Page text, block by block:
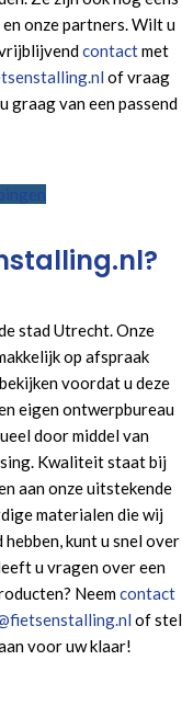
onze partners. Wilt u
contactmet
of vraag
van een passend
stad Utrecht. Onze
op afspraak
voordat u deze
eigen ontwerpbureau
door middel van
Kwaliteit staat bij
aan onze uitstekende
materialen die wij
kunt u snel over
u vragen over een
Neemcontact
of stel
voor uw klaar!